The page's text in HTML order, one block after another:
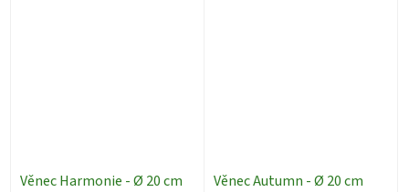
Věnec Harmonie - Ø 20 cm
Věnec Autumn - Ø 20 cm